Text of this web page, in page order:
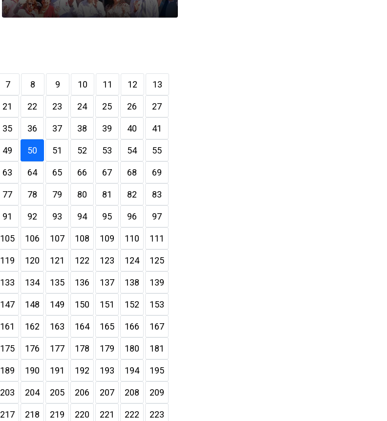
7 8 9 10 11 12 13
21 22 23 24 25 26 27
35 36 37 38 39 40 41
49 50 51 52 53 54 55
63 64 65 66 67 68 69
77 78 79 80 81 82 83
91 92 93 94 95 96 97
105 106 107 108 109 110 111
119 120 121 122 123 124 125
133 134 135 136 137 138 139
147 148 149 150 151 152 153
161 162 163 164 165 166 167
175 176 177 178 179 180 181
189 190 191 192 193 194 195
203 204 205 206 207 208 209
217 218 219 220 221 222 223